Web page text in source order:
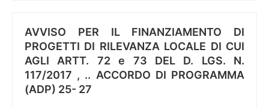
AVVISO PER IL FINANZIAMENTO DI
PROGETTI DI RILEVANZA LOCALE DI CUI
AGLI ARTT. 72 e 73 DEL D. LGS. N.
117/2017 , .. ACCORDO DI PROGRAMMA
(ADP) 25- 27